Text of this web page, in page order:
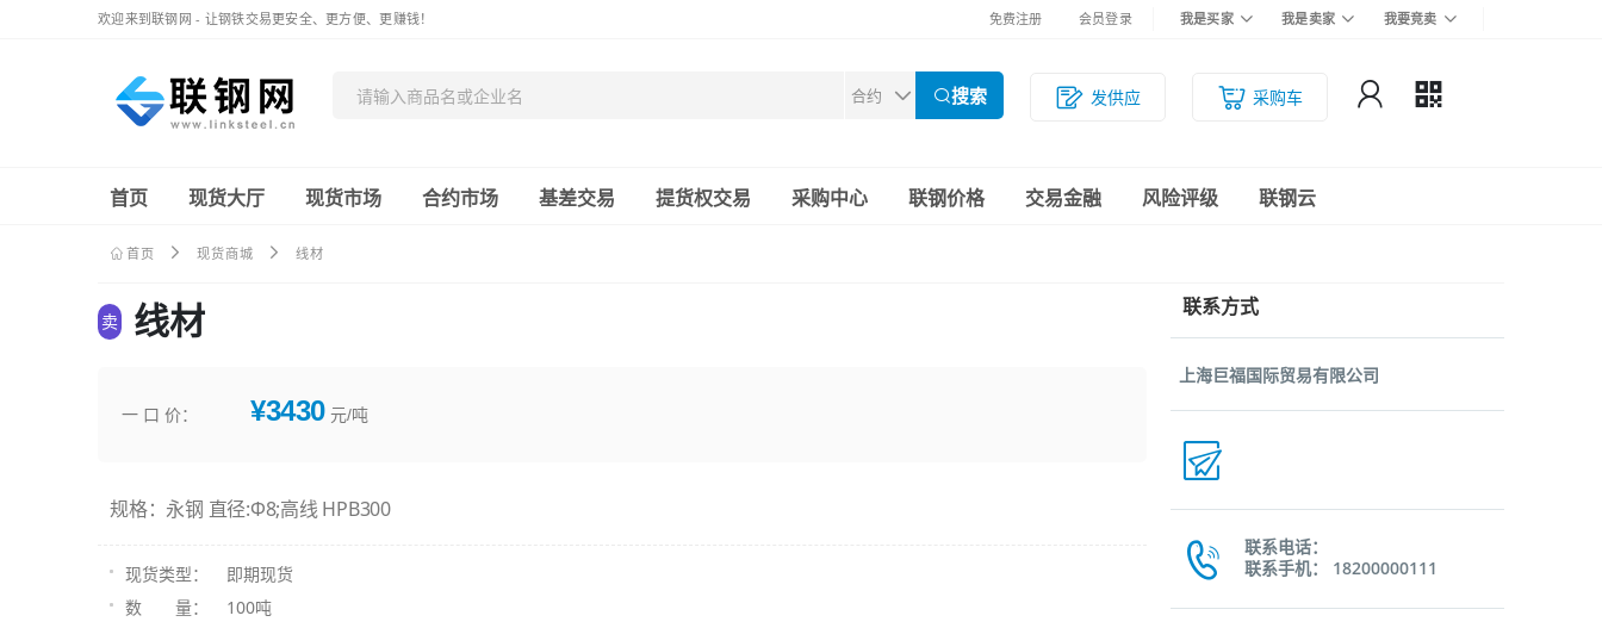
欢迎来到联钢网 - 让钢铁交易更安全、更方便、更赚钱！ 免费注册 会员登录 我是买家 我是卖家 我要竞卖
搜索 发供应 采购车
首页 现货大厅 现货市场 合约市场 基差交易 提货权交易 采购中心 联钢价格 交易金融 风险评级 联钢云
首页 现货商城 线材
卖 线材
一 口 价： ¥3430 元/吨
规格：永钢 直径:Φ8;高线 HPB300
现货类型： 即期现货
数 量： 100吨
联系方式
上海巨福国际贸易有限公司
联系电话：
联系手机： 18200000111